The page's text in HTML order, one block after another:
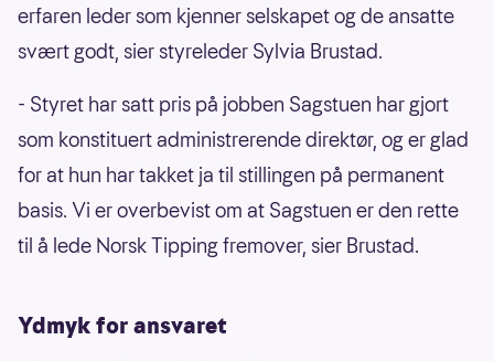
erfaren leder som kjenner selskapet og de ansatte
svært godt, sier styreleder Sylvia Brustad.
- Styret har satt pris på jobben Sagstuen har gjort
som konstituert administrerende direktør, og er glad
for at hun har takket ja til stillingen på permanent
basis. Vi er overbevist om at Sagstuen er den rette
til å lede Norsk Tipping fremover, sier Brustad.
Ydmyk for ansvaret